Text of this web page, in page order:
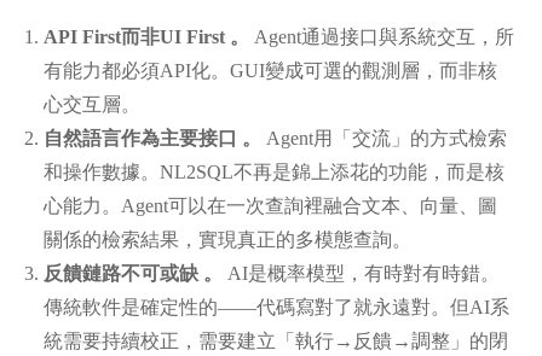
API First而非UI First 。
Agent通過接口與系統交互，所
有能力都必須API化。GUI變成可選的觀測層，而非核
心交互層。
自然語言作為主要接口 。
Agent用「交流」的方式檢索
和操作數據。NL2SQL不再是錦上添花的功能，而是核
心能力。Agent可以在一次查詢裡融合文本、向量、圖
關係的檢索結果，實現真正的多模態查詢。
反饋鏈路不可或缺 。
AI是概率模型，有時對有時錯。
傳統軟件是確定性的——代碼寫對了就永遠對。但AI系
統需要持續校正，需要建立「執行→反饋→調整」的閉